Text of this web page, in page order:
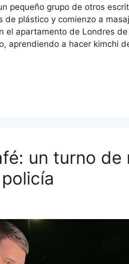
pequeño grupo de otros
plástico y comienzo a
el apartamento de Londres
aprendiendo a hacer kimchi
un turno de